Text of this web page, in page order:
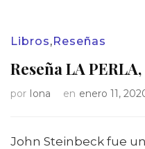
Libros,Reseñas
Reseña LA
por Iona en enero 11,
John Steinbeck fue